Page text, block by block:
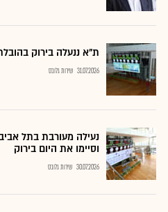
ת"א ננעלה בירוק
31.07.2026 שירות גלובס
נעילה מעורבת בתל
וסיימו את היום בירוק
30.07.2026 שירות גלובס